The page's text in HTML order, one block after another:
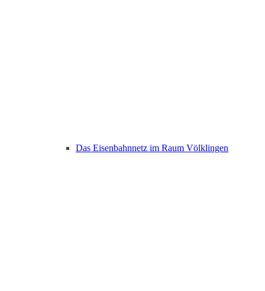
Das Eisenbahnnetz im Raum Völklingen